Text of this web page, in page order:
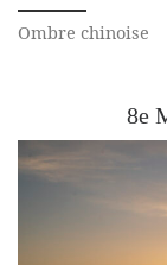
Ombre chinoise
8e